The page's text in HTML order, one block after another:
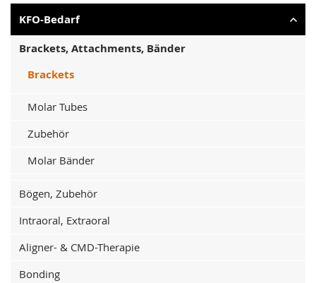
KFO-Bedarf
Brackets, Attachments, Bänder
Brackets
Molar Tubes
Zubehör
Molar Bänder
Bögen, Zubehör
Intraoral, Extraoral
Aligner- & CMD-Therapie
Bonding